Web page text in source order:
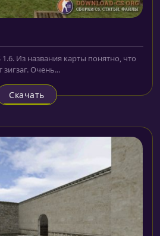
1.6. Из названия карты понятно, что
Очень...
Скачать